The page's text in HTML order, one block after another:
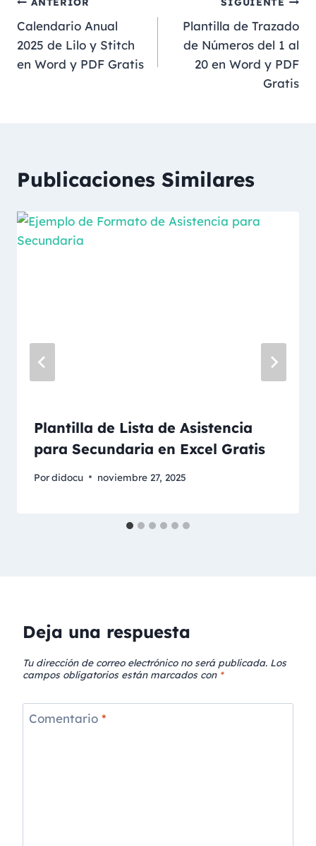
Calendario Anual
2025 de Lilo y Stitch
en Word y PDF Gratis
Plantilla de Trazado
de Números del 1 al
20 en Word y PDF
Gratis
Publicaciones Similares
Plantilla de Lista de Asistencia
para Secundaria en Excel Gratis
Pordidocu noviembre 27, 2025
Deja una respuesta
Tu dirección de correo electrónico no será publicada. Los
campos obligatorios están marcados con *
Comentario *